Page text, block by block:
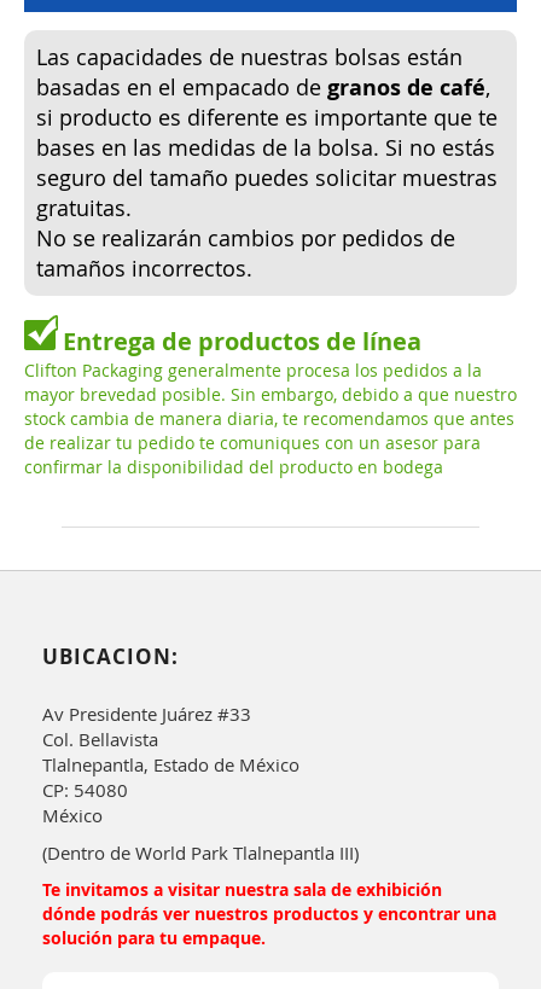
Las capacidades de nuestras bolsas están
basadas en el empacado de granos de café,
si producto es diferente es importante que te
bases en las medidas de la bolsa. Si no estás
seguro del tamaño puedes solicitar muestras
gratuitas.
No se realizarán cambios por pedidos de
tamaños incorrectos.
Entrega de productos de línea
Clifton Packaging generalmente procesa los pedidos a la
mayor brevedad posible. Sin embargo, debido a que nuestro
stock cambia de manera diaria, te recomendamos que antes
de realizar tu pedido te comuniques con un asesor para
confirmar la disponibilidad del producto en bodega
UBICACION:
Av Presidente Juárez #33
Col. Bellavista
Tlalnepantla, Estado de México
CP: 54080
México
(Dentro de World Park Tlalnepantla III)
Te invitamos a visitar nuestra sala de exhibición
dónde podrás ver nuestros productos y encontrar una
solución para tu empaque.